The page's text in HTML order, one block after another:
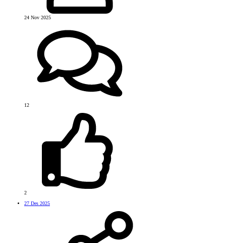
24 Nov 2025
12
2
27 Des 2025